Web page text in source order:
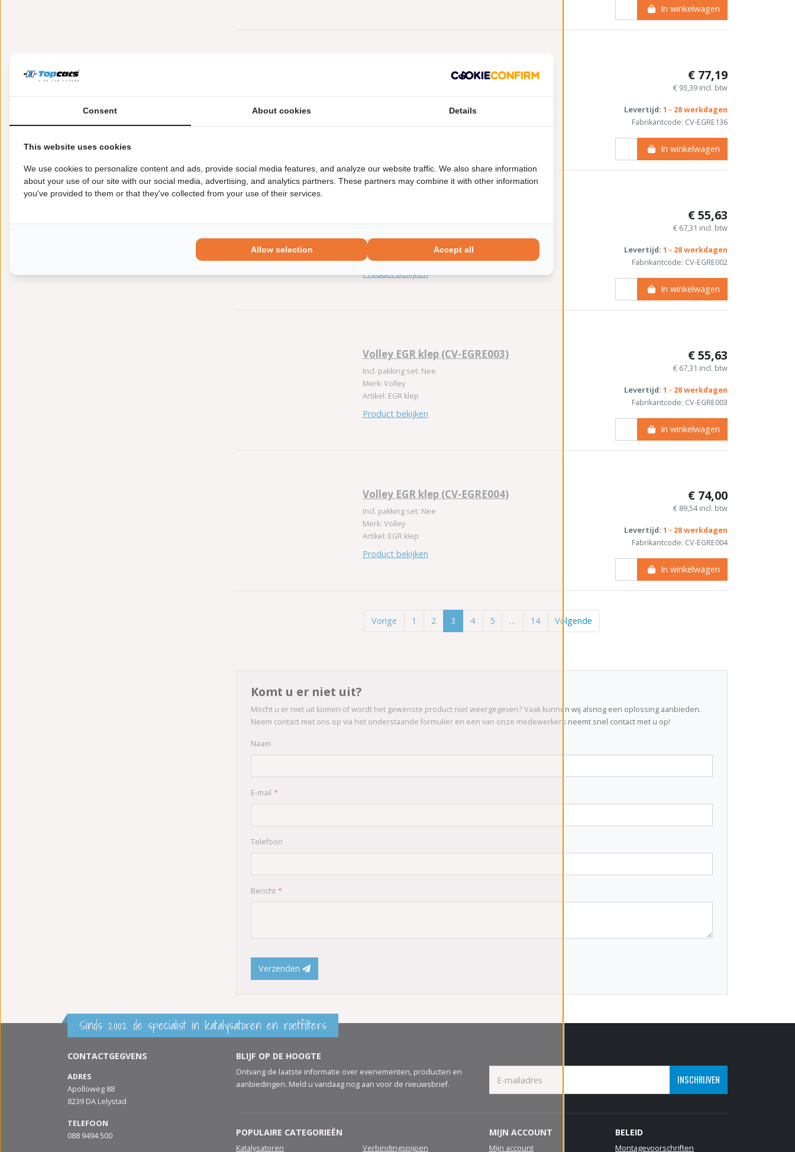
In winkelwagen
Volley EGR klep (CV-EGRE136) € 77,19
€ 93,39 incl. btw
Levertijd: 1 - 28 werkdagen
Fabrikantcode: CV-EGRE136
In winkelwagen
Merk: Volley
Artikel: EGR klep
Product bekijken
€ 55,63
€ 67,31 incl. btw
Levertijd: 1 - 28 werkdagen
Fabrikantcode: CV-EGRE002
In winkelwagen
Volley EGR klep (CV-EGRE003)
Incl. pakking set: Nee
Merk: Volley
Artikel: EGR klep
Product bekijken
€ 55,63
€ 67,31 incl. btw
Levertijd: 1 - 28 werkdagen
Fabrikantcode: CV-EGRE003
In winkelwagen
Volley EGR klep (CV-EGRE004)
Incl. pakking set: Nee
Merk: Volley
Artikel: EGR klep
Product bekijken
€ 74,00
€ 89,54 incl. btw
Levertijd: 1 - 28 werkdagen
Fabrikantcode: CV-EGRE004
In winkelwagen
Vorige 1 2 3 4 5 … 14 Volgende
Komt u er niet uit?
Mocht u er niet uit komen of wordt het gewenste product niet weergegeven? Vaak kunnen wij alsnog een oplossing aanbieden.
Neem contact met ons op via het onderstaande formulier en een van onze medewerkers neemt snel contact met u op!
Naam
E-mail
Telefoon
Bericht
Verzenden
Sinds 2002 de specialist in katalysatoren en roetfilters
CONTACTGEGVENS
ADRES
Apolloweg 88
8239 DA Lelystad
TELEFOON
088 9494 500
BLIJF OP DE HOOGTE
Ontvang de laatste informatie over evenementen, producten en
aanbiedingen. Meld u vandaag nog aan voor de nieuwsbrief.
INSCHRIJVEN
POPULAIRE CATEGORIEËN
Katalysatoren Verbindingspijpen
MIJN ACCOUNT
Mijn account
BELEID
Montagevoorschriften
Consent About cookies Details
This website uses cookies
We use cookies to personalize content and ads, provide social media features, and analyze our website traffic. We also share information
about your use of our site with our social media, advertising, and analytics partners. These partners may combine it with other information
you've provided to them or that they've collected from your use of their services.
Allow selection Accept all